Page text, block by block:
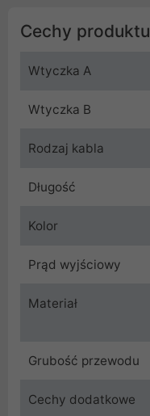
Cechy produktu
Wtyczka A
Wtyczka B
Rodzaj kabla
Długość
Kolor
Prąd wyjściowy
Materiał
Grubość przewodu
Cechy dodatkowe